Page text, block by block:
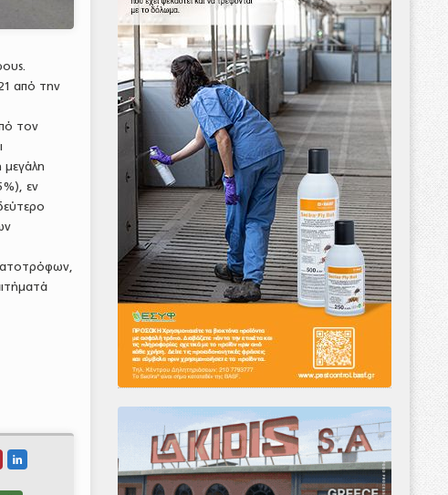
από την
τον
εν
